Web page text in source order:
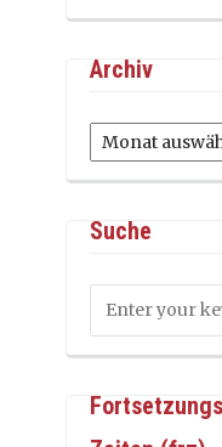
Archiv
Archiv
Suche